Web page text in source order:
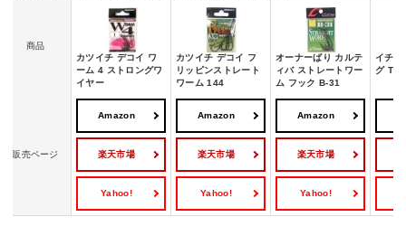
商品
カツイチ デコイ ワ
ーム 4 ストロングワ
イヤー
カツイチ デコイ フ
リッピンストレート
ワーム 144
オーナーばり カルテ
ィバ ストレートワー
ム フック B-31
イチカ
グ TS-
販売ページ
Amazon
楽天市場
Yahoo!
Amazon
楽天市場
Yahoo!
Amazon
楽天市場
Yahoo!